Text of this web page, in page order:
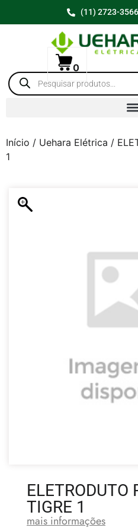
(11) 2723-
0
Início / Uehara Elétrica /
1
ELETRODUTO
TIGRE 1
mais informações